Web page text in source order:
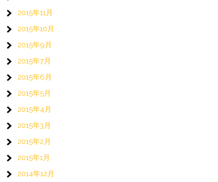
2015年11月
2015年10月
2015年9月
2015年7月
2015年6月
2015年5月
2015年4月
2015年3月
2015年2月
2015年1月
2014年12月